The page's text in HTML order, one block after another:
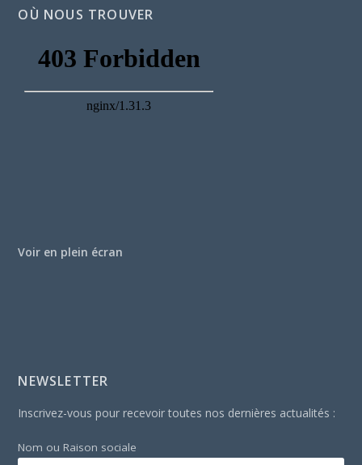
OÙ NOUS TROUVER
Voir en plein écran
NEWSLETTER
Inscrivez-vous pour recevoir toutes nos dernières actualités :
Nom ou Raison sociale